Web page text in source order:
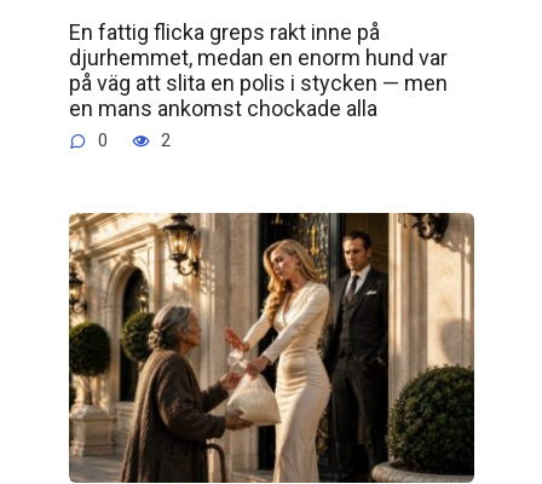
En fattig flicka greps rakt inne på
djurhemmet, medan en enorm hund var
på väg att slita en polis i stycken — men
en mans ankomst chockade alla
0 2